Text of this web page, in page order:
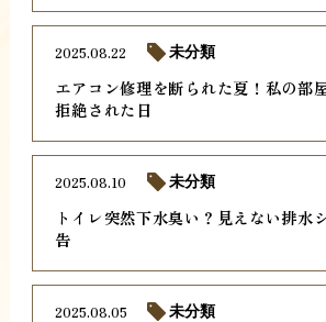
エアコン修理を断られた夏！私の部
拒絶された日
2025.08.22 未分類
トイレ突然下水臭い？見えない排水
告
2025.08.10 未分類
2025.08.05 未分類